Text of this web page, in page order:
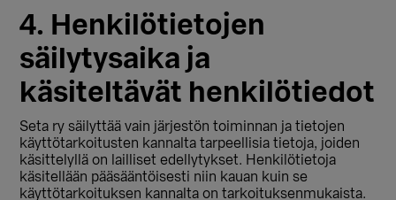
4. Henkilötietojen
säilytysaika ja
käsiteltävät henkilötiedot
Seta ry säilyttää vain järjestön toiminnan ja tietojen
käyttötarkoitusten kannalta tarpeellisia tietoja, joiden
käsittelyllä on lailliset edellytykset. Henkilötietoja
käsitellään pääsääntöisesti niin kauan kuin se
käyttötarkoituksen kannalta on tarkoituksenmukaista.